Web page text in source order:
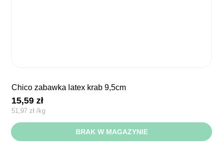
chico zabawka latex krab 9,5cm
15,59zł
51,97 zł /kg
BRAK W MAGAZYNIE